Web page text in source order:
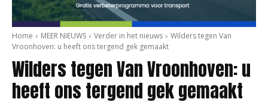
Home MEER NIEUWS Verder in het nieuws
Wilders tegen Van
Vroonhoven: u heeft ons tergend gek gemaakt
Wilders tegen Van Vroonhoven: u
heeft ons tergend gek gemaakt